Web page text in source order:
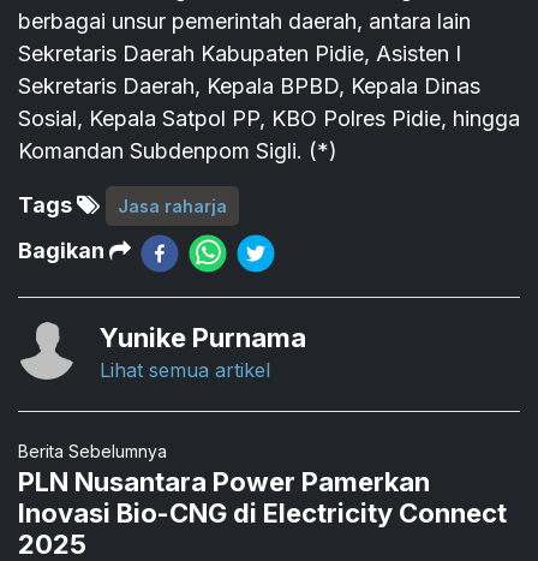
berbagai unsur pemerintah daerah, antara lain
Sekretaris Daerah Kabupaten Pidie, Asisten I
Sekretaris Daerah, Kepala BPBD, Kepala Dinas
Sosial, Kepala Satpol PP, KBO Polres Pidie, hingga
Komandan Subdenpom Sigli. (*)
Tags Jasa raharja
Bagikan
Yunike Purnama
Lihat semua artikel
Berita Sebelumnya
PLN Nusantara Power Pamerkan
Inovasi Bio-CNG di Electricity Connect
2025